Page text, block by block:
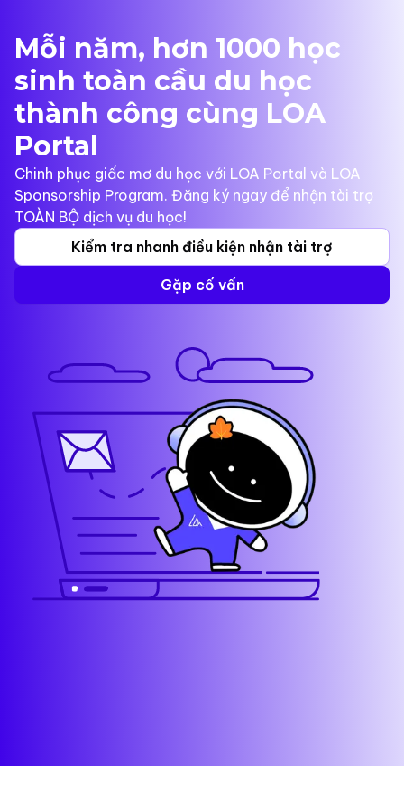
Mỗi năm, hơn 1000 học
sinh toàn cầu du học
thành công cùng LOA
Portal
Chinh phục giấc mơ du học với LOA Portal và LOA
Sponsorship Program. Đăng ký ngay để nhận tài trợ
TOÀN BỘ dịch vụ du học!
Kiểm tra nhanh điều kiện nhận tài trợ
Gặp cố vấn